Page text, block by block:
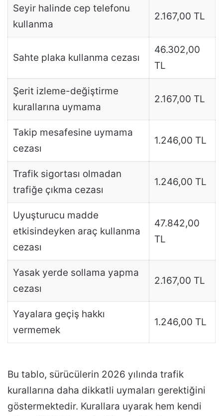
Seyir halinde cep telefonu
kullanma
2.167,00 TL
Sahte plaka kullanma cezası
46.302,00
TL
Şerit izleme-değiştirme
kurallarına uymama
2.167,00 TL
Takip mesafesine uymama
cezası
1.246,00 TL
Trafik sigortası olmadan
trafiğe çıkma cezası
1.246,00 TL
Uyuşturucu madde
etkisindeyken araç kullanma
cezası
47.842,00
TL
Yasak yerde sollama yapma
cezası
2.167,00 TL
Yayalara geçiş hakkı
vermemek
1.246,00 TL
Bu tablo, sürücülerin 2026 yılında trafik
kurallarına daha dikkatli uymaları gerektiğini
göstermektedir. Kurallara uyarak hem kendi